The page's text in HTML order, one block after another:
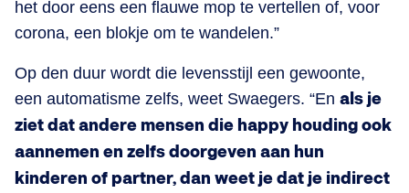
het door eens een flauwe mop te vertellen of, voor
corona, een blokje om te wandelen.”
Op den duur wordt die levensstijl een gewoonte,
een automatisme zelfs, weet Swaegers. “En als je
ziet dat andere mensen die happy houding ook
aannemen en zelfs doorgeven aan hun
kinderen of partner, dan weet je dat je indirect